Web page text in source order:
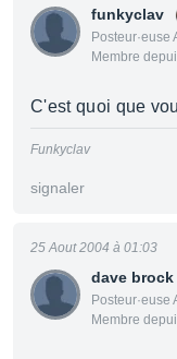
funkyclav
Posteur·euse
Membre
C'est quoi que
Funkyclav
signaler
dave brock
Posteur·euse
Membre
25 Aout 2004 à 01:03